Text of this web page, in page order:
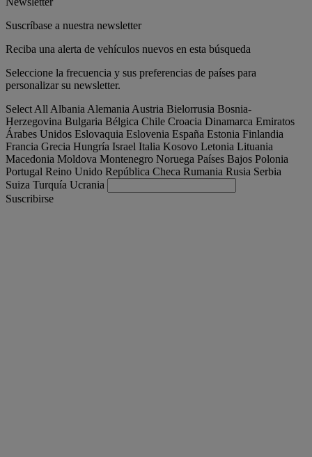
Suscríbase a nuestra newsletter
Reciba una alerta de vehículos nuevos en esta búsqueda
Seleccione la frecuencia y sus preferencias de países para
personalizar su newsletter.
Select AllAlbaniaAlemaniaAustria Bielorrusia Bosnia-
Herzegovina Bulgaria Bélgica Chile Croacia Dinamarca Emiratos
Árabes Unidos Eslovaquia Eslovenia España Estonia Finlandia
Francia Grecia Hungría Israel Italia Kosovo Letonia Lituania
Macedonia Moldova Montenegro Noruega Países Bajos Polonia
Portugal Reino Unido República Checa Rumania Rusia Serbia
Suiza Turquía Ucrania
Suscribirse